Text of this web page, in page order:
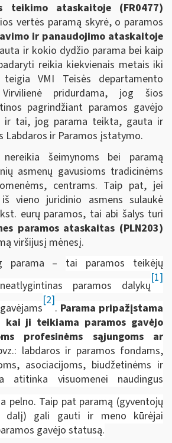
teikimo ataskaitoje (FR0477)
vertės paramą skyrė, o paramos
ir panaudojimo ataskaitoje
ir kokio dydžio parama bei kaip
reikia kiekvienais metais iki
VMI Teisės departamento
pridurdama, jog šios
pagrindžiant paramos gavėjo
ir tai, jog parama teikta, gauta ir
Labdaros ir Paramos įstatymo.
šeimynoms bei paramą
asmenų gavusioms tradicinėms
centrams. Taip pat, jei
vieno juridinio asmens sulaukė
eurų paramos, tai abi šalys turi
paramos ataskaitas (PLN203)
viršijusį mėnesį.
parama – tai paramos teikėjų
paramos dalykų
[1]
[2]
. Parama pripažįstama
ji teikiama paramos gavėjo
profesinėms sąjungoms ar
labdaros ir paramos fondams,
asociacijoms, biudžetinėms ir
atitinka visuomenei naudingus
pelno. Taip pat paramą (gyventojų
dalį) gali gauti ir meno kūrėjai
gavėjo statusą.